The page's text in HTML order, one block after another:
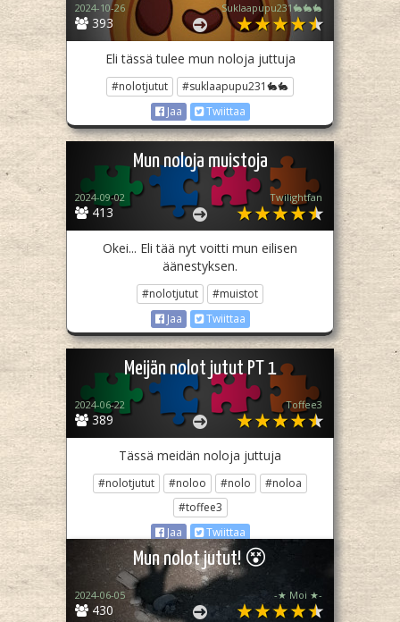
393
2024-10-26 Suklaapupu231🐇🐇🐇
Eli tässä tulee mun noloja juttuja
#nolotjutut
#suklaapupu231🐇🐇
Jaa
Twiittaa
Mun noloja muistoja
413
2024-09-02 Twilightfan
Okei... Eli tää nyt voitti mun eilisen
äänestyksen.
#nolotjutut
#muistot
Jaa
Twiittaa
Meijän nolot jutut PT 1
389
2024-06-22 Toffee3
Tässä meidän noloja juttuja
#nolotjutut #noloo #nolo
#noloa
#toffee3
Jaa
Twiittaa
Mun nolot jutut! 😵
430
2024-06-05 -★ Moi ★-